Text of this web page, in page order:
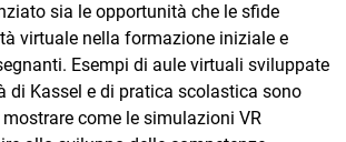
sia le opportunità che le sfide
virtuale nella formazione iniziale e
Esempi di aule virtuali sviluppate
di Kassel e di pratica scolastica sono
come le simulazioni VR